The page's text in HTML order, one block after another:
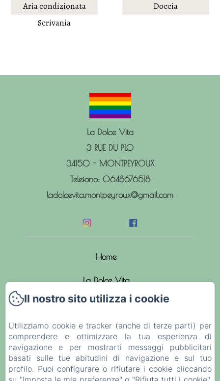
Aria condizionata
Scrivania
Doccia
La Dolce Vita
3 RUE DU PLO
34150 - MONTPEYROUX
Telefono: 0648676518
ladolcevita.montpeyroux@gmail.com
Home
La Dolce Vita
Le camere
Novità
Attività
Contatto & Accesso
Il nostro sito utilizza i cookie
Utilizziamo cookie e tracker (anche di terze parti) per
comprendere e ottimizzare la tua esperienza di
navigazione e per mostrarti messaggi pubblicitari
basati sulle tue abitudini di navigazione e sul tuo
profilo. Puoi configurare o rifiutare i cookie cliccando